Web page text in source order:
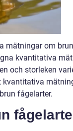
mätningar om
kvantitativa
och storleken
kvantitativa
fågelarter.